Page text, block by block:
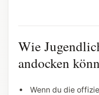
Wie
andocken
Wenn du die